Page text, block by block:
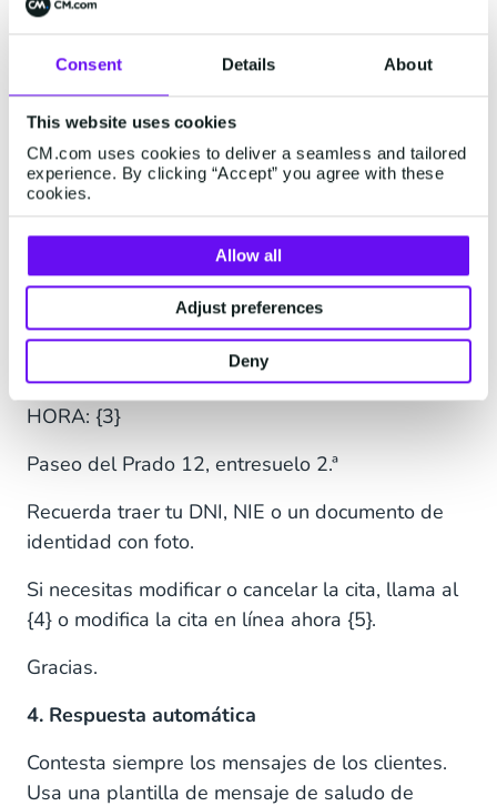
Consent Details About
This website uses cookies
CM.com uses cookies to deliver a seamless and tailored
experience. By clicking “Accept” you agree with these
cookies.
Allow all
Adjust preferences
Deny
Atentamente,
{2} de {3}.
3. Actualización de citas
Para la mayoría de las empresas, las
actualizaciones y los recordatorios de citas son
una de sus herramientas comerciales más
valiosas. El siguiente es un ejemplo de una
actualización de cita de uso general:
Hola, {1}, te recordamos tu próxima cita.
HORA: {3}
Paseo del Prado 12, entresuelo 2.ª
Recuerda traer tu DNI, NIE o un documento de
identidad con foto.
Si necesitas modificar o cancelar la cita, llama al
{4} o modifica la cita en línea ahora {5}.
Gracias.
4. Respuesta automática
Contesta siempre los mensajes de los clientes.
Usa una plantilla de mensaje de saludo de